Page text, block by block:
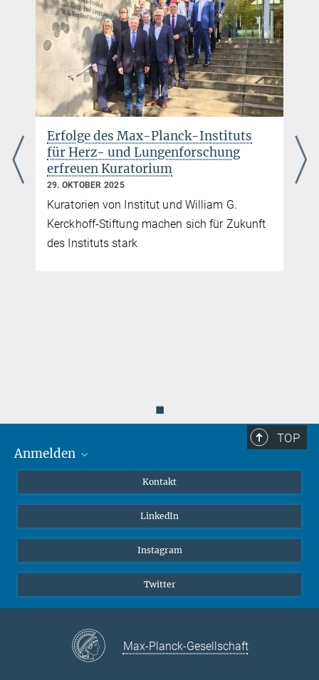
Erfolge des Max-Planck-Instituts
für Herz- und Lungenforschung
erfreuen Kuratorium
29. OKTOBER 2025
Kuratorien von Institut und William G.
Kerckhoff-Stiftung machen sich für Zukunft
des Instituts stark
◼
TOP
Anmelden
Webmail
Intranet
Kontakt
LinkedIn
Instagram
Twitter
Max-Planck-Gesellschaft